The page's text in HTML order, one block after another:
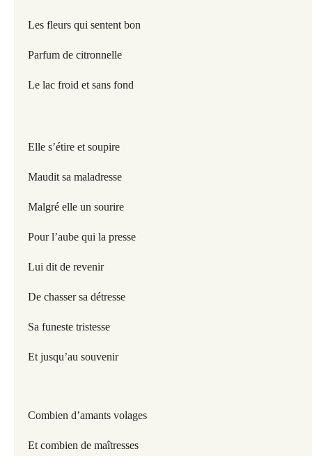
Les fleurs qui sentent bon
Parfum de citronnelle
Le lac froid et sans fond
Elle s’étire et soupire
Maudit sa maladresse
Malgré elle un sourire
Pour l’aube qui la presse
Lui dit de revenir
De chasser sa détresse
Sa funeste tristesse
Et jusqu’au souvenir
Combien d’amants volages
Et combien de maîtresses